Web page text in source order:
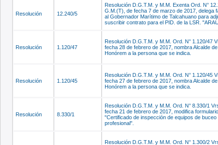
Resolución 12.240/5
Resolución D.G.T.M. y M.M. Exenta Ord. N°
G.M.(T), de fecha 7 de marzo de 2017, delega
al Gobernador Marítimo de Talcahuano para
suscribir contrato para el PID. de la LSR.
Resolución 1.120/47
Resolución D.G.T.M. y M.M. Ord. N° 1.120/47
fecha 28 de febrero de 2017, nombra Alcalde
Honórem a la persona que se indica.
Resolución 1.120/45
Resolución D.G.T.M. y M.M. Ord. N° 1.120/45
fecha 27 de febrero de 2017, nombra Alcalde
Honórem a la persona que se indica.
Resolución 8.330/1
Resolución D.G.T.M. y M.M. Ord. N° 8.330/1
fecha 21 de febrero de 2017, modifica formulario
"Certificado de inspección de equipos de buceo
profesional".
Resolución D.G.T.M. y M.M. Ord. N° 1.300/2